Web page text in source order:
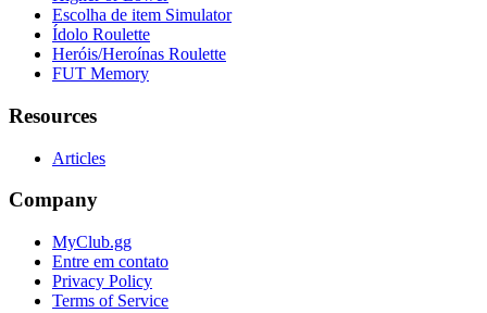
Escolha de item Simulator
Ídolo Roulette
Heróis/Heroínas Roulette
FUT Memory
Resources
Articles
Company
MyClub.gg
Entre em contato
Privacy Policy
Terms of Service